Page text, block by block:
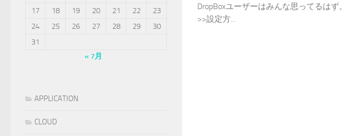
DropBoxユーザーはみんな思ってるはず。
>>設定方...
17
18 19 20 21 22
23
24
25 26 27 28 29
30
31
« 7月
APPLICATION
CLOUD